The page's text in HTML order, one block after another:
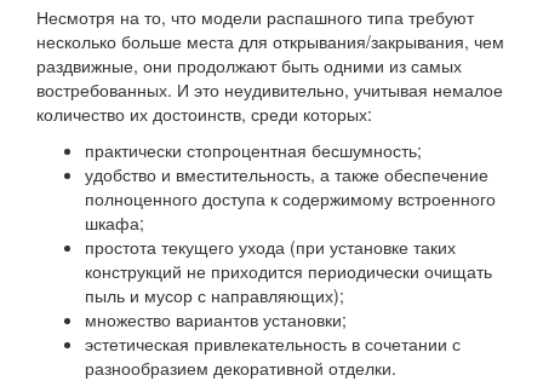
Несмотря на то, что модели распашного типа требуют
несколько больше места для открывания/закрывания, чем
раздвижные, они продолжают быть одними из самых
востребованных. И это неудивительно, учитывая немалое
количество их достоинств, среди которых:
практически стопроцентная бесшумность;
удобство и вместительность, а также обеспечение
полноценного доступа к содержимому встроенного
шкафа;
простота текущего ухода (при установке таких
конструкций не приходится периодически очищать
пыль и мусор с направляющих);
множество вариантов установки;
эстетическая привлекательность в сочетании с
разнообразием декоративной отделки.